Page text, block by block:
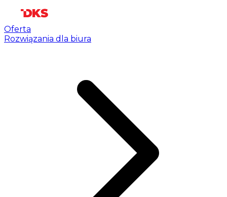
Oferta
Rozwiązania dla biura